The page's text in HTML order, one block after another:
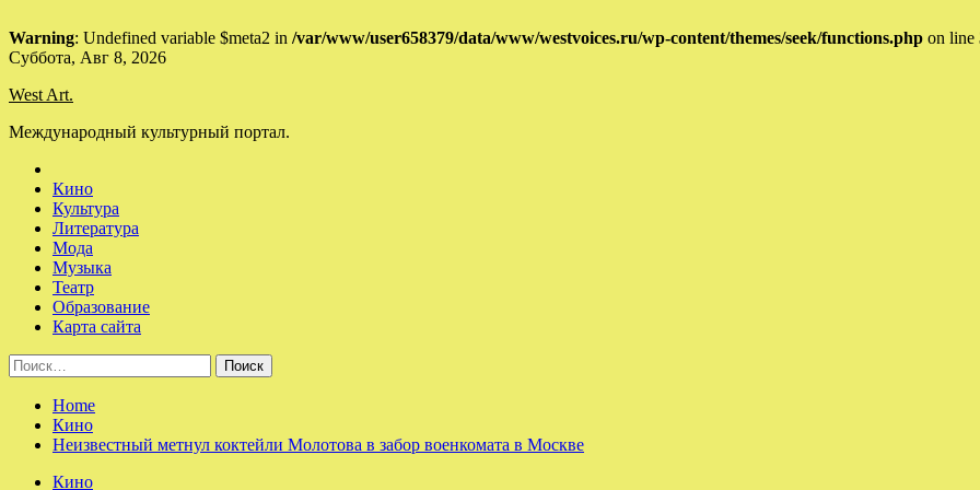
Warning: Undefined variable $meta2 in /var/www/user658379/data/www/westvoices.ru/wp-content/themes/seek/functions.php on line
Skip
content
Суббота, Авг 8, 2026
West Art.
Международный культурный портал.
Кино
Культура
Литература
Мода
Музыка
Театр
Образование
Карта сайта
Найти:
Home
Кино
Неизвестный метнул коктейли Молотова в забор военкомата в Москве
Кино